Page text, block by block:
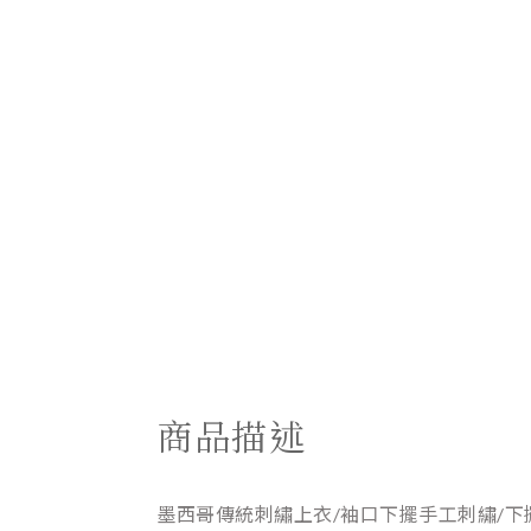
商品描述
墨西哥傳統刺繡上衣/袖口下擺手工刺繡/下